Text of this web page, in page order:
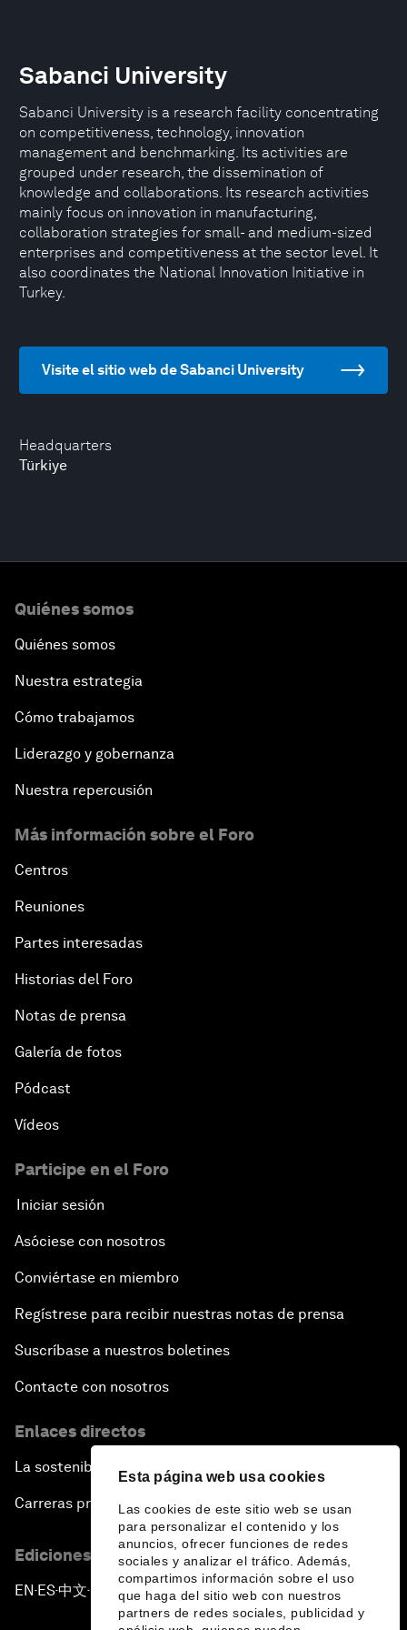
Esta página web usa cookies
Las cookies de este sitio web se usan
para personalizar el contenido y los
anuncios, ofrecer funciones de redes
sociales y analizar el tráfico. Además,
compartimos información sobre el uso
que haga del sitio web con nuestros
partners de redes sociales, publicidad y
Headquarters
Türkiye
Sabanci University
Sabanci University is a research facility concentrating
on competitiveness, technology, innovation
management and benchmarking. Its activities are
grouped under research, the dissemination of
knowledge and collaborations. Its research activities
mainly focus on innovation in manufacturing,
collaboration strategies for small- and medium-sized
enterprises and competitiveness at the sector level. It
also coordinates the National Innovation Initiative in
Turkey.
Visite el sitio web de Sabanci University
Quiénes somos
Quiénes somos
Nuestra estrategia
Cómo trabajamos
Liderazgo y gobernanza
Nuestra repercusión
Más información sobre el Foro
Centros
Reuniones
Partes interesadas
Historias del Foro
Notas de prensa
Galería de fotos
Pódcast
Vídeos
Participe en el Foro
Iniciar sesión
Asóciese con nosotros
Conviértase en miembro
Regístrese para recibir nuestras notas de prensa
Suscríbase a nuestros boletines
Contacte con nosotros
Enlaces directos
La sostenibilidad en el Foro
Carreras profesionales
Ediciones en otros idiomas
EN ▪ES▪中文▪ 日本語